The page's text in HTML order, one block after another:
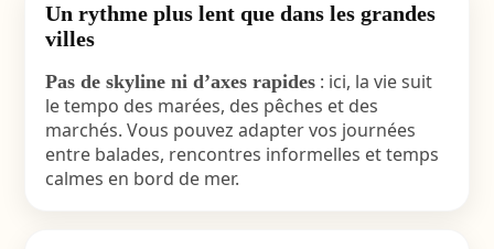
Un rythme plus lent que dans les grandes
villes
Pas de skyline ni d’axes rapides: ici, la vie suit
le tempo des marées, des pêches et des
marchés. Vous pouvez adapter vos journées
entre balades, rencontres informelles et temps
calmes en bord de mer.